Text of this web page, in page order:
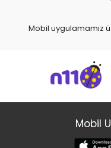
Mobil uygulamamız
Mobil